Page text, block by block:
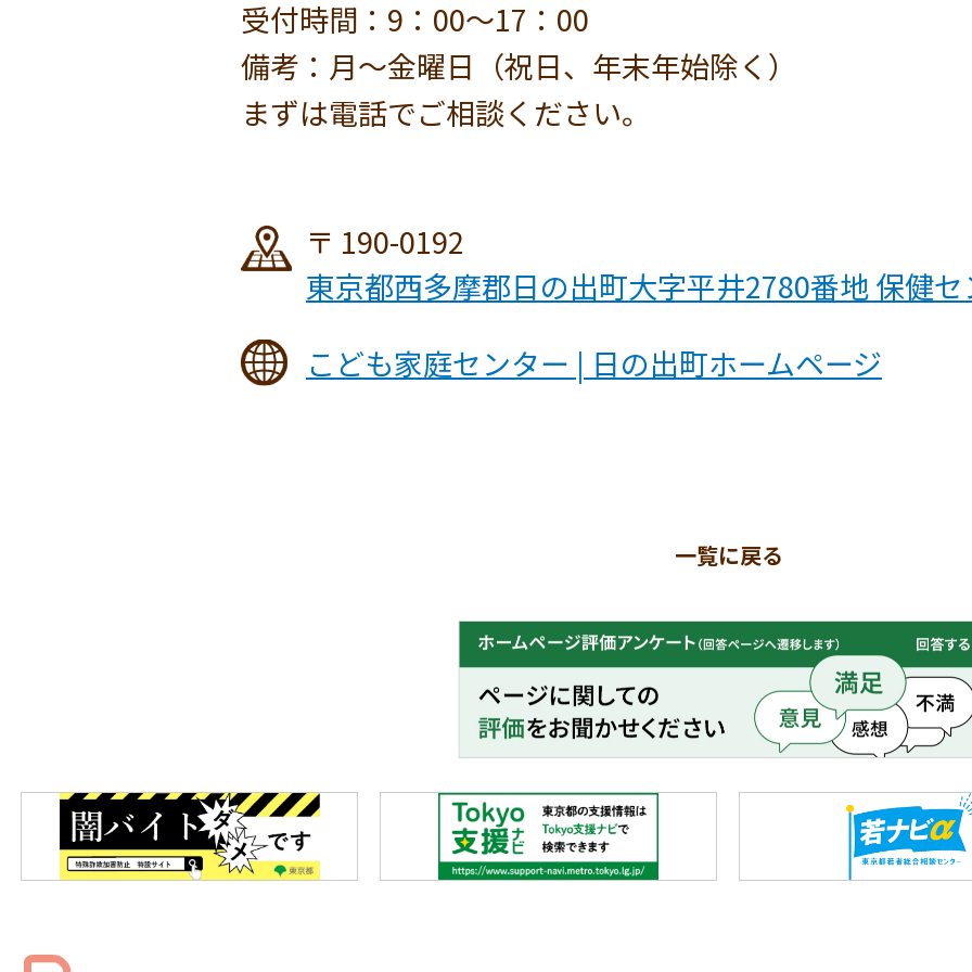
受付時間：9：00～17：00
備考：月～金曜日（祝日、年末年始除く）
まずは電話でご相談ください。
190-0192
東京都西多摩郡日の出町大字平井2780番地 保健
こども家庭センター | 日の出町ホームページ
一覧に戻る